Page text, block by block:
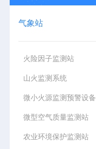
气象站
火险因子监测站
山火监测系统
微小火源监测预警设备
微型空气质量监测站
农业环境保护监测站